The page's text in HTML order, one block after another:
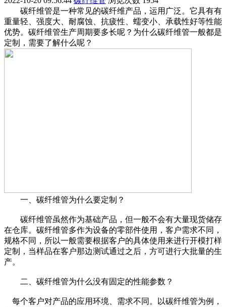
碳纤维管是一种常见的碳纤维产品，运用广泛。它具有有
重量轻、强度大、耐腐蚀、抗疲性、蠕变小、承载性好等性能
优势。碳纤维管生产周期要多长呢？为什么碳纤维管一般都是
定制，需要了解什么呢？
一、碳纤维管为什么要定制？
碳纤维管虽然作为基础产品，但一般不会有大量现货储存
在仓库。碳纤维管多作为设备的零部件使用，客户需求不同，
规格不同，所以一般需要根据客户的具体使用来进行开模打样
定制，当样品在客户那边测试通过之后，方可进行大批量的生
产。
二、碳纤维管为什么没有固定的性能参数？
每个客户对产品的应用环境、需求不同。以碳纤维管为例，